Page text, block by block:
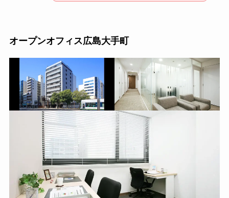
オープンオフィス広島大手町